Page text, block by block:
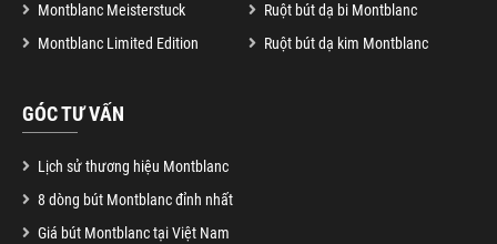
Montblanc Meisterstuck
Ruột bút dạ bi Montblanc
Montblanc Limited Edition
Ruột bút dạ kim Montblanc
GÓC TƯ VẤN
Lịch sử thương hiệu Montblanc
8 dòng bút Montblanc đỉnh nhất
Giá bút Montblanc tại Việt Nam